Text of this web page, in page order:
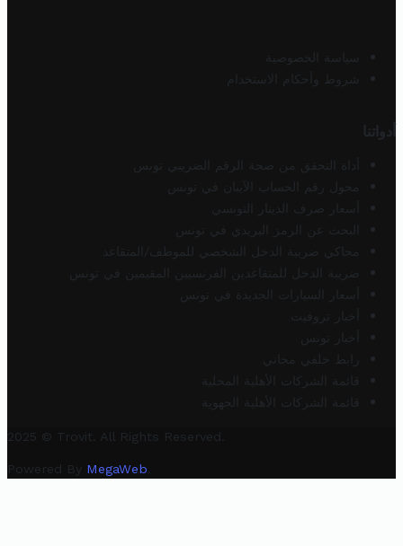
سياسة الخصوصية
شروط وأحكام الاستخدام
أدواتنا
أداة التحقق من صحة الرقم الضريبي تونس
محول رقم الحساب الآيبان في تونس
أسعار صرف الدينار التونسي
البحث عن الرمز البريدي في تونس
محاكي ضريبة الدخل الشخصي للموظف/المتقاعد
ضريبة الدخل للمتقاعدين الفرنسيين المقيمين في تونس
أسعار السيارات الجديدة في تونس
أخبار تروفيت
أخبار تونس
رابط خلفي مجاني
قائمة الشركات الأهلية المحلية
قائمة الشركات الأهلية الجهوية
2025 © Trovit. All Rights Reserved.
Powered By MegaWeb